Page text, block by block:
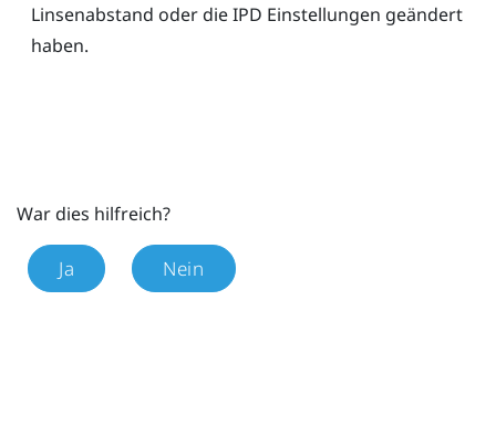
Linsenabstand oder die IPD Einstellungen geändert
haben.
War dies hilfreich?
Ja Nein